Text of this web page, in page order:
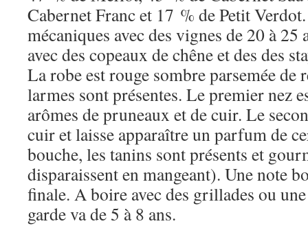
Cabernet Franc et 17 % de Petit
mécaniques avec des vignes de 20 à 25
avec des copeaux de chêne et des des
La robe est rouge sombre parsemée de
larmes sont présentes. Le premier nez
arômes de pruneaux et de cuir. Le
cuir et laisse apparaître un parfum de
bouche, les tanins sont présents et
disparaissent en mangeant). Une note
finale. A boire avec des grillades ou
garde va de 5 à 8 ans.